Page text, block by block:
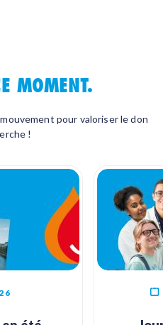
MOMENT.
pour valoriser le don
!